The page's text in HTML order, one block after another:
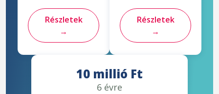
Részletek
→
Részletek
→
10 millió Ft
6 évre